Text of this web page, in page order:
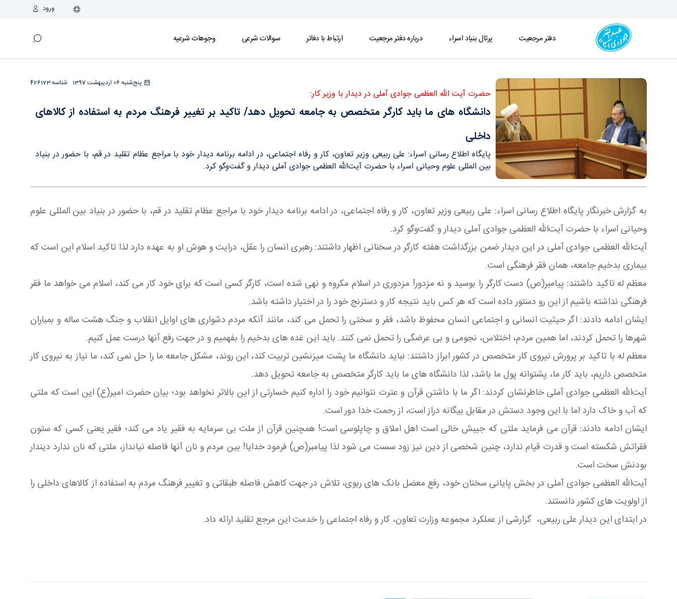
ورود
دفتر مرجعیت پرتال بنیاد اسراء درباره دفتر مرجعیت ارتباط با دفاتر سوالات شرعی وجوهات شرعیه
پنج‌شنبه 06 اردیبهشت 1397 426173شناسه:
حضرت آیت الله العظمی جوادی آملی در دیدار با وزیر کار:
دانشگاه های ما باید کارگر متخصص به جامعه تحویل دهد/ تاکید بر تغییر فرهنگ مردم به استفاده از کالاهای
داخلی
پایگاه اطلاع رسانی اسراء: علی ربیعی وزیر تعاون، کار و رفاه اجتماعی، در ادامه برنامه‌ دیدار خود با مراجع عظام تقلید در قم، با حضور در بنیاد
بین المللی علوم وحیانی اسراء با حضرت آیت‌الله العظمی جوادی آملی دیدار و گفت‌و‌گو کرد.
به گزارش خبرنگار پایگاه اطلاع رسانی اسراء: علی ربیعی وزیر تعاون، کار و رفاه اجتماعی، در ادامه برنامه‌ دیدار خود با مراجع عظام تقلید در قم، با حضور در بنیاد بین المللی علوم
وحیانی اسراء با حضرت آیت‌الله العظمی جوادی آملی دیدار و گفت‌و‌گو کرد.
آیت‌الله العظمی جوادی آملی در این دیدار ضمن بزرگداشت هفته کارگر در سخنانی اظهار داشتند: رهبری انسان را عقل، درایت و هوش او به عهده دارد لذا تاکید اسلام این است که
بیماری بدخیم جامعه، همان فقر فرهنگی است.
معظم له تاکید داشتند: پیامبر(ص) دست کارگر را بوسید و نه مزدور! مزدوری در اسلام مکروه و نهی شده است، کارگر کسی است که برای خود کار می کند، اسلام می خواهد ما فقر
فرهنگی نداشته باشیم از این رو دستور داده است که هر کس باید نتیجه کار و دسترنج خود را در اختیار داشته باشد.
ایشان ادامه دادند: اگر حیثیت انسانی و اجتماعی انسان محفوظ باشد، فقر و سختی را تحمل می کند، مانند آنکه مردم دشواری های اوایل انقلاب و جنگ هشت ساله و بمباران
شهرها را تحمل کردند، اما همین مردم، اختلاس، نجومی و بی عرضگی را تحمل نمی کنند. باید این غده های بدخیم را بفهمیم و در جهت رفع آنها درست عمل کنیم.
معظم له با تاکید بر پرورش نیروی کار متخصص در کشور ابراز داشتند: نباید دانشگاه ما پشت میزنشین تربیت کند، این روند، مشکل جامعه ما را حل نمی کند، ما نیاز به نیروی کار
متخصص داریم، باید کار ما، پشتوانه پول ما باشد، لذا دانشگاه های ما باید کارگر متخصص به جامعه تحویل دهد.
آیت‌الله العظمی جوادی آملی خاطرنشان کردند: اگر ما با داشتن قرآن و عترت نتوانیم خود را اداره کنیم خسارتی از این بالاتر نخواهد بود؛ بیان حضرت امیر(ع) این است که ملتی
که آب و خاک دارد اما با این وجود دستش در مقابل بیگانه دراز است، از رحمت خدا دور است.
ایشان ادامه دادند: قرآن می فرماید ملتی که جیبش خالی است اهل املاق و چاپلوسی است! همچنین قرآن از ملت بی سرمایه به فقیر یاد می کند؛ فقیر یعنی کسی که ستون
فقراتش شکسته است و قدرت قیام ندارد، چنین شخصی از دین نیز زود سست می شود لذا پیامبر(ص) فرمود خدایا! بین مردم و نان آنها فاصله نیانداز، ملتی که نان ندارد دیندار
بودنش سخت است.
آیت‌الله العظمی جوادی آملی در بخش پایانی سخنان خود، رفع معضل بانک های ربوی، تلاش در جهت کاهش فاصله طبقاتی و تغییر فرهنگ مردم به استفاده از کالاهای داخلی را
از اولویت های کشور دانستند.
در ابتدای این دیدار علی ربیعی، گزارشی از عملکرد مجموعه وزارت تعاون، کار و رفاه اجتماعی را خدمت این مرجع تقلید ارائه داد.